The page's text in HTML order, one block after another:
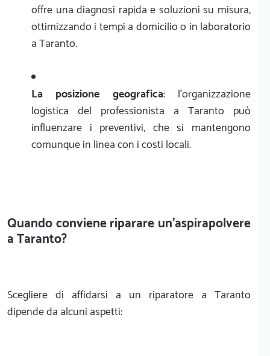
offre una diagnosi rapida e soluzioni su misura,
ottimizzando i tempi a domicilio o in laboratorio
a Taranto.
La posizione geografica: l'organizzazione
logistica del professionista a Taranto può
influenzare i preventivi, che si mantengono
comunque in linea con i costi locali.
Quando conviene riparare un'aspirapolvere
a Taranto?
Scegliere di affidarsi a un riparatore a Taranto
dipende da alcuni aspetti: